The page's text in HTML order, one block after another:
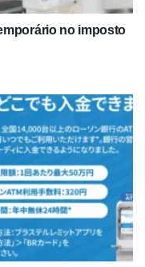
no imposto